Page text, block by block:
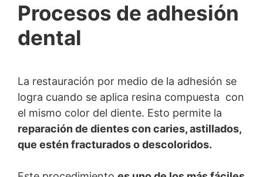
Procesos de adhesión
dental
La restauración por medio de la adhesión se
logra cuando se aplica resina compuesta con
el mismo color del diente. Esto permite la
reparación de dientes con caries, astillados,
que estén fracturados o descoloridos.